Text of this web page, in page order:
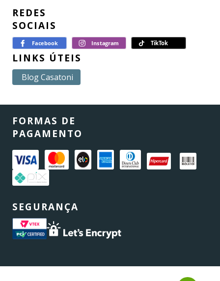
REDES
SOCIAIS
LINKS ÚTEIS
Blog Casatoni
FORMAS DE
PAGAMENTO
SEGURANÇA